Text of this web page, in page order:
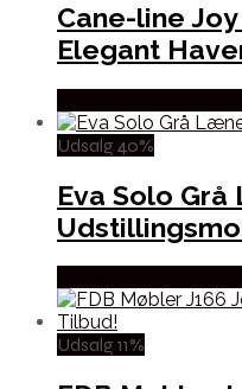
Cane-line
Elegant
Udsalg 40%
Eva Solo
Udsalg 11%